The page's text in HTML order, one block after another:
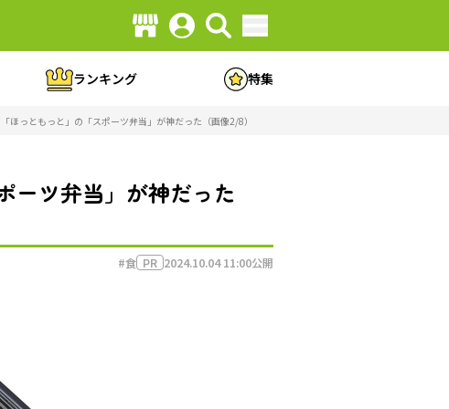
ランキング 特集
ほっともっと」の「スポーツ弁当」が神だった（画像2/8）
ーツ弁当」が神だった
#食 PR 2024.10.04 11:00公開